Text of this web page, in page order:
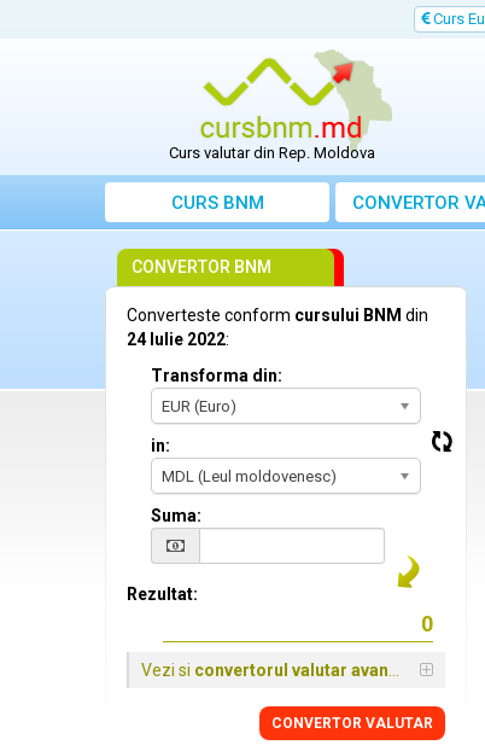
Curs
Curs valutar din Rep. Moldova
CURS BNM CONVERTOR
CONVERTOR BNM
Converteste conform cursului BNM din
24 Iulie 2022:
Transforma din:
EUR (Euro)
in:
MDL (Leul moldovenesc)
Suma:
Rezultat:
Vezi si convertorul valutar avansat
CONVERTOR VALUTAR